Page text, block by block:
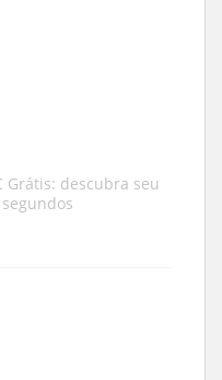
Grátis: descubra seu